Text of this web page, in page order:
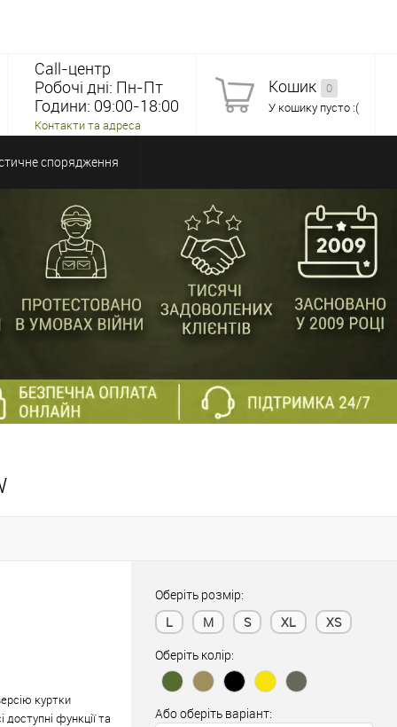
Call-центр
Робочі дні: Пн-Пт
Години: 09:00-18:00
Контакти та адреса
Кошик
0
У кошику пусто :(
спорядження
куртки
функції та
Оберіть розмір:
L
M S XL
XS
Оберіть колір:
Або оберіть варіант: